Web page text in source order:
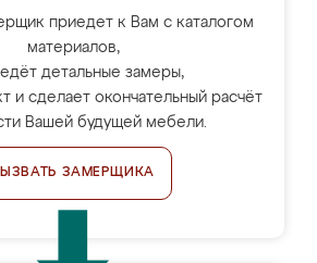
приедет к Вам с каталогом
материалов,
детальные замеры,
и сделает окончательный расчёт
Вашей будущей мебели.
ЗАМЕРЩИКА